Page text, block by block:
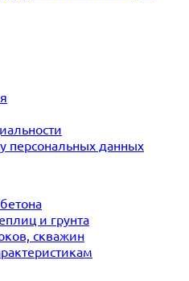
персональных данных
и грунта
скважин